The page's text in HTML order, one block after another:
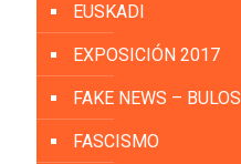
EUSKADI
EXPOSICIÓN 2017
FAKE NEWS – BULOS
FASCISMO